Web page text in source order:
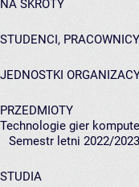
NA SKRÓTY
STUDENCI, PRACOWNICY
JEDNOSTKI
PRZEDMIOTY
Technologie gier
Semestr letni 2022/
STUDIA